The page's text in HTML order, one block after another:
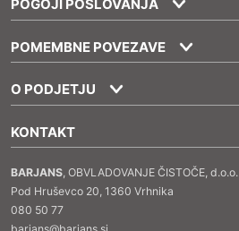
POGOJI POSLOVANJA
POMEMBNE POVEZAVE
O PODJETJU
KONTAKT
BARJANS, OBVLADOVANJE ČISTOČE, d.o.o.
Pod Hruševco 20, 1360 Vrhnika
080 50 77